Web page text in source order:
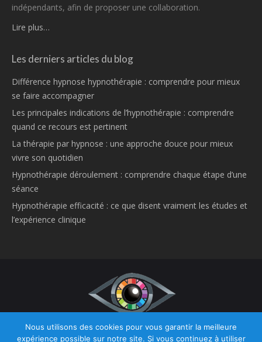
indépendants, afin de proposer une collaboration.
Lire plus…
Les derniers articles du blog
Différence hypnose hypnothérapie : comprendre pour mieux
se faire accompagner
Les principales indications de l’hypnothérapie : comprendre
quand ce recours est pertinent
La thérapie par hypnose : une approche douce pour mieux
vivre son quotidien
Hypnothérapie déroulement : comprendre chaque étape d’une
séance
Hypnothérapie efficacité : ce que disent vraiment les études et
l’expérience clinique
Copyright © 2026Hypnose et Hypnothérapie Belgique. Tous droits
Nous utilisons des cookies pour vous garantir la meilleure
expérience possible sur notre site. Si vous continuez à utiliser